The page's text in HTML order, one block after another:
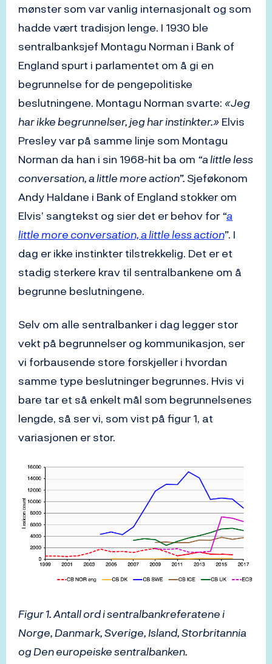
mønster som var vanlig internasjonalt og som
hadde vært tradisjon lenge. I 1930 ble
sentralbanksjef Montagu Norman i Bank of
England spurt i parlamentet om å gi en
begrunnelse for de pengepolitiske
beslutningene. Montagu Norman svarte: «Jeg
har ikke begrunnelser, jeg har instinkter.»Elvis
Presley var på samme linje som Montagu
Norman da han i sin 1968-hit ba om “a little less
conversation, a little more action”.Sjeføkonom
Andy Haldane i Bank of England stokker om
Elvis’ sangtekst og sier det er behov for“a
little more conversation, a little less action”. I
dag er ikke instinkter tilstrekkelig. Det er et
stadig sterkere krav til sentralbankene om å
begrunne beslutningene.
Selv om alle sentralbanker i dag legger stor
vekt på begrunnelser og kommunikasjon, ser
vi forbausende store forskjeller i hvordan
samme type beslutninger begrunnes. Hvis vi
bare tar et så enkelt mål som begrunnelsenes
lengde, så ser vi, som vist på figur 1, at
variasjonen er stor.
Figur 1. Antall ord i sentralbankreferatene i
Norge, Danmark, Sverige, Island, Storbritannia
og Den europeiske sentralbanken.